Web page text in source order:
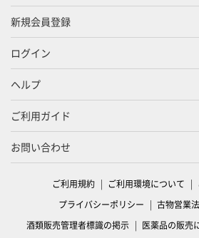
新規会員登録
ログイン
ヘルプ
ご利用ガイド
お問い合わせ
ご利用規約 ご利用環境について
プライバシーポリシー
古物営業
酒類販売管理者標識の掲示
医薬品の販売